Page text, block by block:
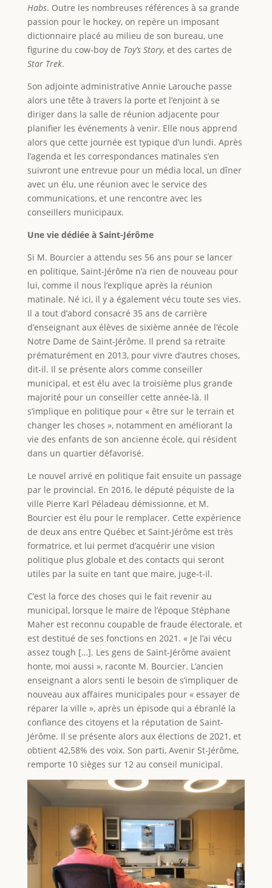
Habs. Outre les nombreuses références à sa grande
passion pour le hockey, on repère un imposant
dictionnaire placé au milieu de son bureau, une
figurine du cow-boy de Toy’s Story, et des cartes de
Star Trek.
Son adjointe administrative Annie Larouche passe
alors une tête à travers la porte et l’enjoint à se
diriger dans la salle de réunion adjacente pour
planifier les événements à venir. Elle nous apprend
alors que cette journée est typique d’un lundi. Après
l’agenda et les correspondances matinales s’en
suivront une entrevue pour un média local, un dîner
avec un élu, une réunion avec le service des
communications, et une rencontre avec les
conseillers municipaux.
Une vie dédiée à Saint-Jérôme
Si M. Bourcier a attendu ses 56 ans pour se lancer
en politique, Saint-Jérôme n’a rien de nouveau pour
lui, comme il nous l’explique après la réunion
matinale. Né ici, il y a également vécu toute ses vies.
Il a tout d’abord consacré 35 ans de carrière
d’enseignant aux élèves de sixième année de l’école
Notre Dame de Saint-Jérôme. Il prend sa retraite
prématurément en 2013, pour vivre d’autres choses,
dit-il. Il se présente alors comme conseiller
municipal, et est élu avec la troisième plus grande
majorité pour un conseiller cette année-là. Il
s’implique en politique pour « être sur le terrain et
changer les choses », notamment en améliorant la
vie des enfants de son ancienne école, qui résident
dans un quartier défavorisé.
Le nouvel arrivé en politique fait ensuite un passage
par le provincial. En 2016, le député péquiste de la
ville Pierre Karl Péladeau démissionne, et M.
Bourcier est élu pour le remplacer. Cette expérience
de deux ans entre Québec et Saint-Jérôme est très
formatrice, et lui permet d’acquérir une vision
politique plus globale et des contacts qui seront
utiles par la suite en tant que maire, juge-t-il.
C’est la force des choses qui le fait revenir au
municipal, lorsque le maire de l’époque Stéphane
Maher est reconnu coupable de fraude électorale, et
est destitué de ses fonctions en 2021. « Je l’ai vécu
assez tough […]. Les gens de Saint-Jérôme avaient
honte, moi aussi », raconte M. Bourcier. L’ancien
enseignant a alors senti le besoin de s’impliquer de
nouveau aux affaires municipales pour « essayer de
réparer la ville », après un épisode qui a ébranlé la
confiance des citoyens et la réputation de Saint-
Jérôme. Il se présente alors aux élections de 2021, et
obtient 42,58% des voix. Son parti, Avenir St-Jérôme,
remporte 10 sièges sur 12 au conseil municipal.